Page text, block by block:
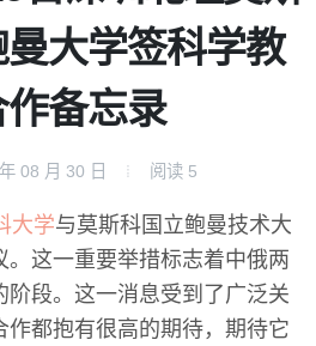
大学签科学教
作备忘录
08 月 30 日 阅读 5
大学与莫斯科国立鲍曼技术大
。这一重要举措标志着中俄两
阶段。这一消息受到了广泛关
作都抱有很高的期待，期待它